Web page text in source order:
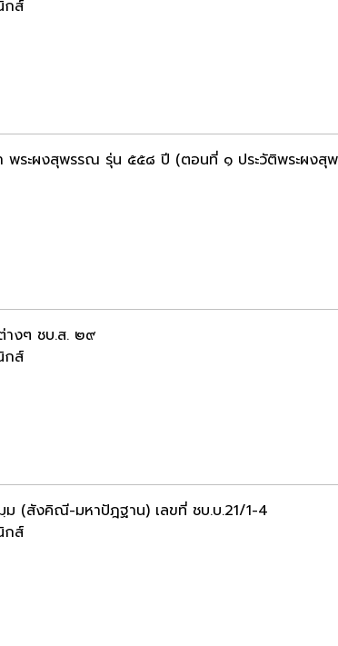
กส์
พระผงสุพรรณ รุ่น ๕๕๘ ปี (ตอนที่ ๑ ประวัติพระผงสุ
งๆ ชบ.ส. ๒๙
กส์
(สังคิณี-มหาปัฎฐาน) เลขที่ ชบ.บ.21/1-4
กส์